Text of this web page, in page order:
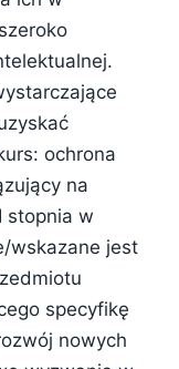
ochrona
na
stopnia w
wskazane jest
specyfikę
nowych